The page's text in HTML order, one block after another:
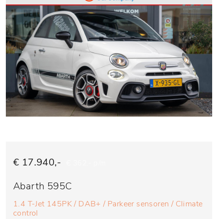
€ 17.940,-
Abarth 595C
1.4 T-Jet 145PK / DAB+ / Parkeer sensoren / Climate
control